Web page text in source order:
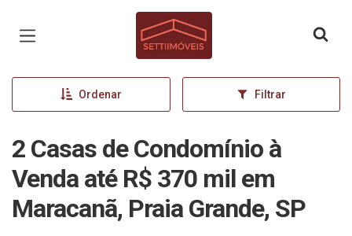
Página inicial
Ordenar Filtrar
2 Casas de Condomínio à
Venda até R$ 370 mil em
Maracanã, Praia Grande, SP